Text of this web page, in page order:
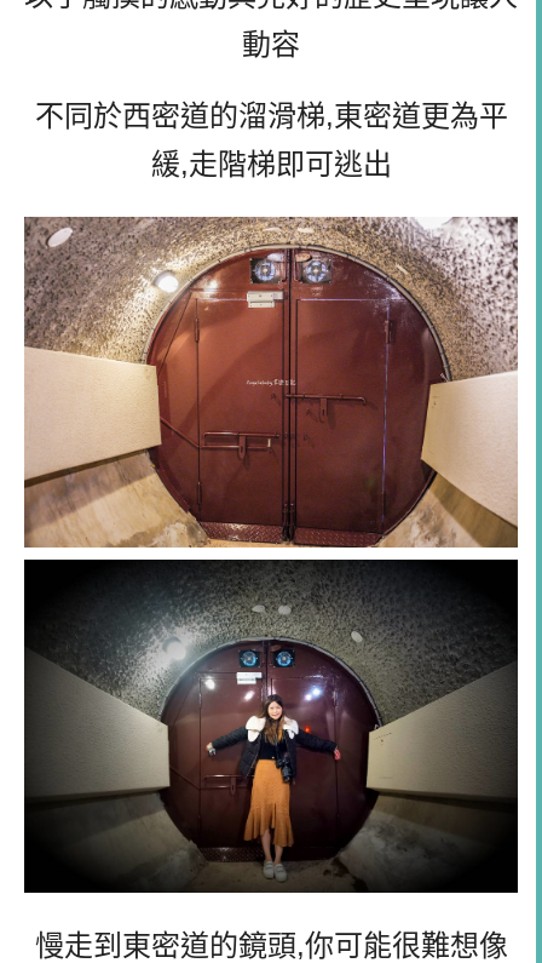
動容
不同於西密道的溜滑梯,東密道更為平
緩,走階梯即可逃出
慢走到東密道的鏡頭,你可能很難想像